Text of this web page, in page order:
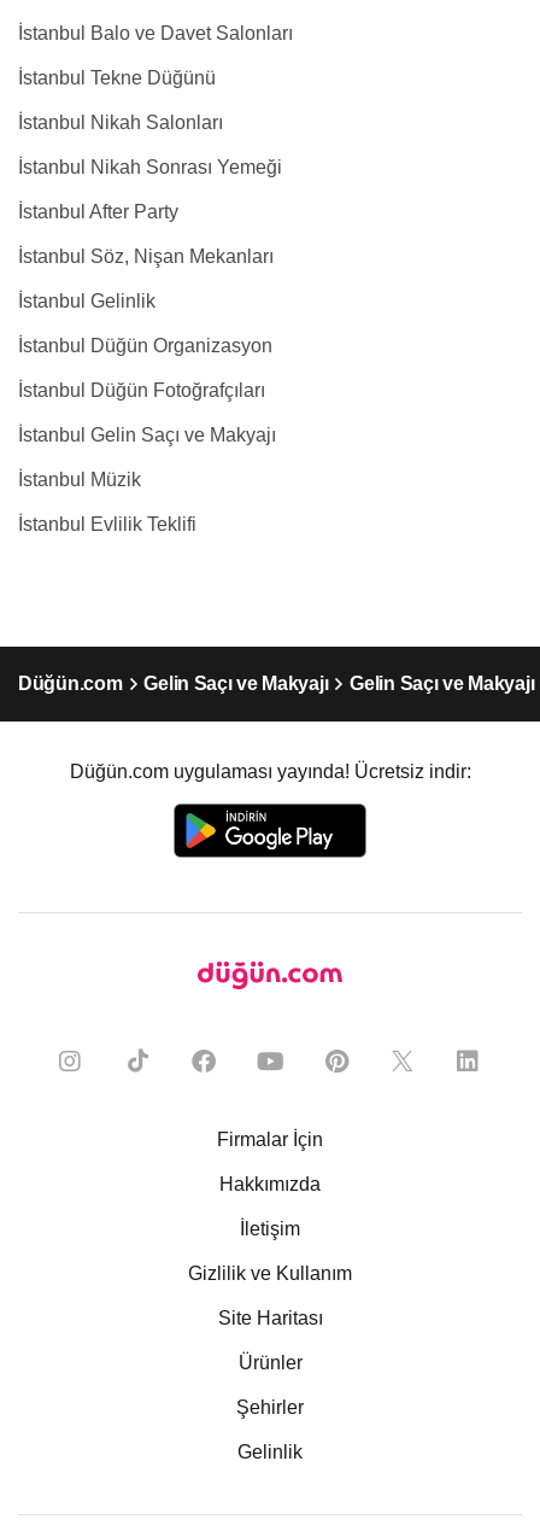
İstanbul Balo ve Davet Salonları
İstanbul Tekne Düğünü
İstanbul Nikah Salonları
İstanbul Nikah Sonrası Yemeği
İstanbul After Party
İstanbul Söz, Nişan Mekanları
İstanbul Gelinlik
İstanbul Düğün Organizasyon
İstanbul Düğün Fotoğrafçıları
İstanbul Gelin Saçı ve Makyajı
İstanbul Müzik
İstanbul Evlilik Teklifi
Düğün.com Gelin Saçı ve Makyajı Gelin Saçı ve
Düğün.com uygulaması yayında! Ücretsiz indir:
Firmalar İçin
Hakkımızda
İletişim
Gizlilik ve Kullanım
Site Haritası
Ürünler
Şehirler
Gelinlik